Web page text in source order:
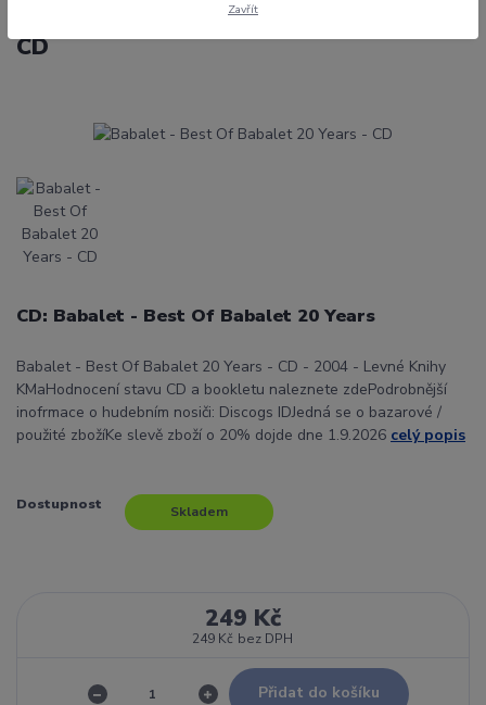
Babalet - Best Of Babalet 20 Years -
CD
CD: Babalet - Best Of Babalet 20 Years
Babalet - Best Of Babalet 20 Years - CD - 2004 - Levné Knihy
KMaHodnocení stavu CD a bookletu naleznete zdePodrobnější
inofrmace o hudebním nosiči: Discogs IDJedná se o bazarové /
použité zbožíKe slevě zboží o 20% dojde dne 1.9.2026 celý popis
Dostupnost Skladem
249 Kč
249 Kč bez DPH
Přidat do košíku
Zavřít